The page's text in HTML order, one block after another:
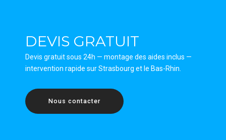
DEVIS GRATUIT
Devis gratuit sous 24h — montage des aides inclus —
intervention rapide sur Strasbourg et le Bas-Rhin.
Nous contacter